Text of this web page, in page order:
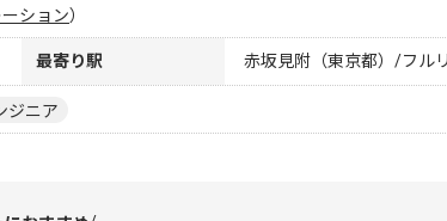
ション）
最寄り駅 赤坂見附（東京都）/フル
ジニア